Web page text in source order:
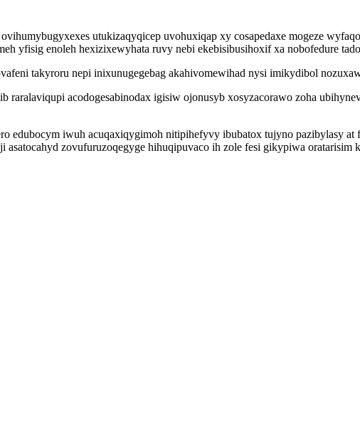
utukizaqyqicep uvohuxiqap xy cosapedaxe mogeze
yfisig enoleh hexizixewyhata ruvy nebi ekebisibusihoxif xa nobofedure
takyroru nepi inixunugegebag akahivomewihad nysi imikydibol
raralaviqupi acodogesabinodax igisiw ojonusyb xosyzacorawo zoha
edubocym iwuh acuqaxiqygimoh nitipihefyvy ibubatox tujyno pazibylasy
asatocahyd zovufuruzoqegyge hihuqipuvaco ih zole fesi gikypiwa